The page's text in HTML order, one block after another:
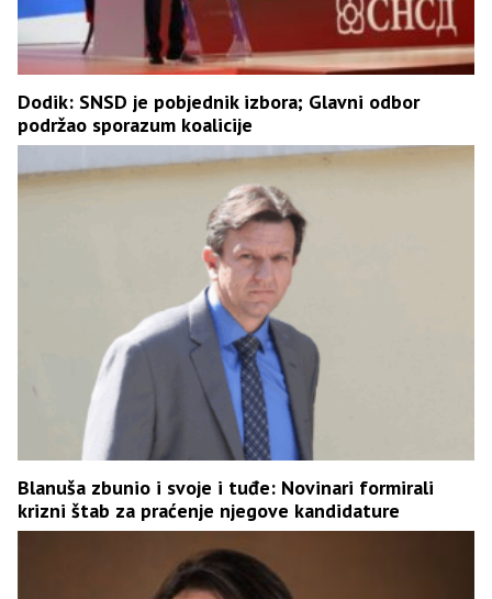
Dodik: SNSD je pobjednik izbora; Glavni odbor
podržao sporazum koalicije
Blanuša zbunio i svoje i tuđe: Novinari formirali
krizni štab za praćenje njegove kandidature